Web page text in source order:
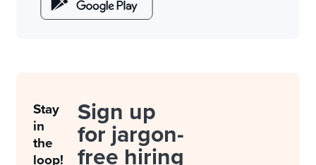
Stay
in
the
loop!
Sign up
for jargon-
free hiring